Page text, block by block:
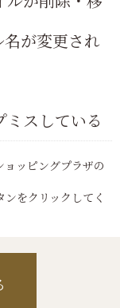
が変更され
スしている
ッピングプラザの
をクリックしてく